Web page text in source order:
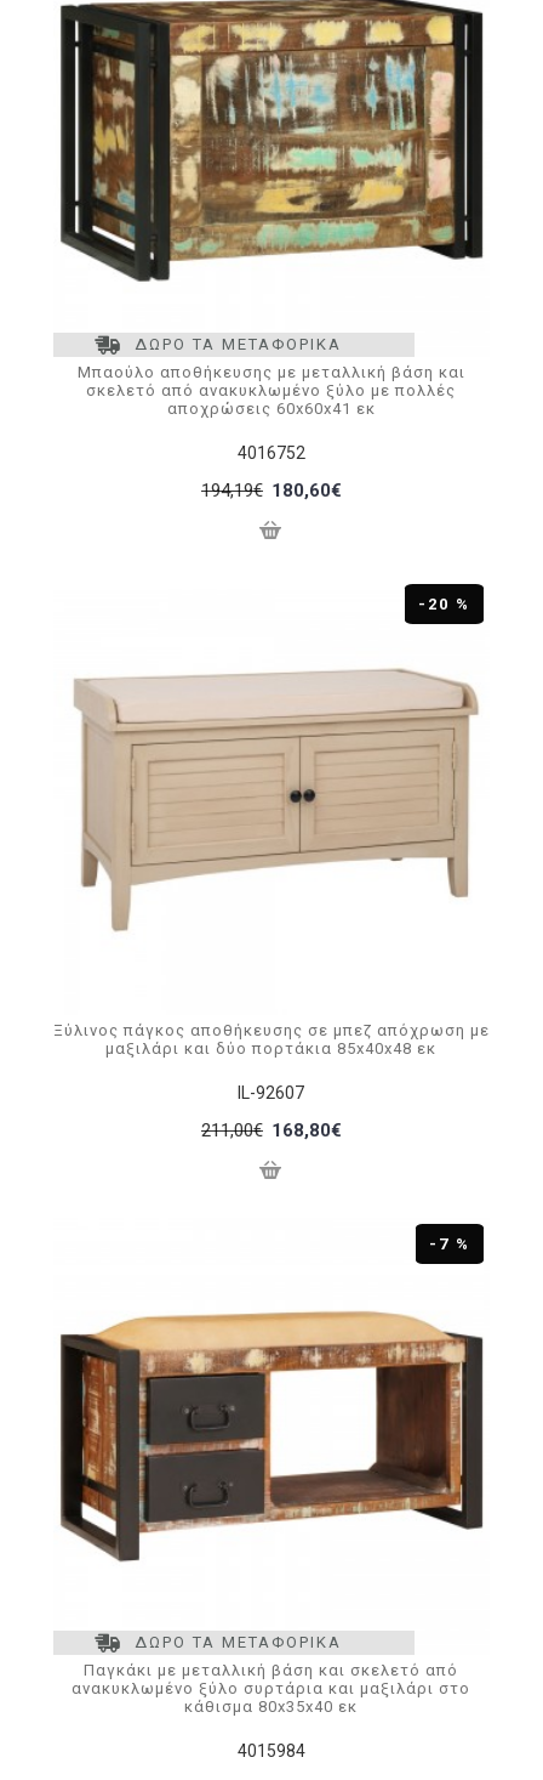
ΔΩΡΟ ΤΑ ΜΕΤΑΦΟΡΙΚΑ
4016752
Μπαούλο αποθήκευσης με μεταλλική βάση και
σκελετό από ανακυκλωμένο ξύλο με πολλές
αποχρώσεις 60x60x41 εκ
194,19€ 180,60€
-20 %
IL-92607
Ξύλινος πάγκος αποθήκευσης σε μπεζ απόχρωση με
μαξιλάρι και δύο πορτάκια 85x40x48 εκ
211,00€ 168,80€
ΔΩΡΟ ΤΑ ΜΕΤΑΦΟΡΙΚΑ
-7 %
4015984
Παγκάκι με μεταλλική βάση και σκελετό από
ανακυκλωμένο ξύλο συρτάρια και μαξιλάρι στο
κάθισμα 80x35x40 εκ